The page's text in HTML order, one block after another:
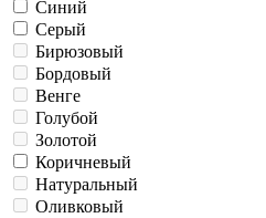
Синий
Серый
Бирюзовый
Бордовый
Венге
Голубой
Золотой
Коричневый
Натуральный
Оливковый